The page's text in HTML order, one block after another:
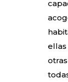
ellas